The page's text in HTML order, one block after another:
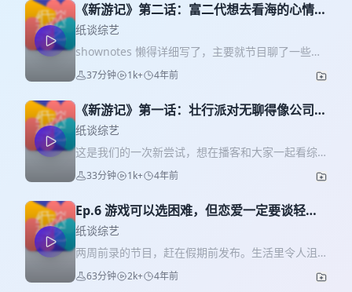
心观众也开心的方式。 本期讨论了两个问题，「综
艺节目一定要好笑吗」以及「嘉宾和素人在节目中
的配比应当怎样」。正式讨论前，我们读了一些评
论发言，虽然节目走向不如我们想象得好，但能跟
大家一起看还是很开心。 这个系列也许就更到这里
总之就是一个 pop-up 的概念，没准哪天就又再更
新一集。 最后再次说明，「一起看」系列节目记录
的是当下的反应，仅代表个人观点，它会随着综艺
的播出进程而变化，这也是我们觉得有趣的地方。
本期插曲片段来自：《Little Treasure》by Gaeko
& SUMI 节目微博：@纸谈综艺 本期主播：金金、
一丹
《新游记》第二话：富二代想去看海的心情我
能理解
纸谈综艺
shownotes 懒得详细写了，主要就节目聊了一些对
环节设置和故事情节的吐槽和困惑。当然也有可圈
可点的地方。总的来说，第二集比第一集好看，上
起看综艺的朋友一样去听。意见不合不要惊慌，属
于正常现象。想和我们隔空击掌，请在评论区留
言，我们将会心一笑。 最后再次说明，「一起看」
系列节目记录的是当下的反应，仅代表个人观点，
它会随着综艺的播出进程而变化，这也是我们觉得
Sechskies 20th Anniversary 版本 节目微博：@纸
谈综艺 本期主播：金金、一丹
37分钟 1k+ 4年前
《新游记》第一话：壮行派对无聊得像公司团
建
纸谈综艺
这是我们的一次新尝试，想在播客和大家一起看综
艺。你可以把它理解为一系列跟随所聊综艺更新的
pop-up 短节目，我们也不知道会做几期、会不会长
[00:33] 为什么要做「一起看」的尝试 [02:10] 严敏
的节目第一集就是不好看吗？ [03:55] 你会看综艺的
先导片吗？ [06:16] 简单介绍一下《新游记》
[09:09] 第一期的整体观感有点混乱 [11:39] 对嘉宾
阵容的感受 [17:53] 壮行派对像公司团建现场
33分钟 1k+ 4年前
Ep.6 游戏可以选困难，但恋爱一定要谈轻松
的
纸谈综艺
两周前录的节目，赶在假期前发布。生活里令人沮
丧的新闻太多，还好我们依旧能从综艺、游戏和其
它文艺作品中获得一些能量。当然，跟好朋友聊
63分钟 2k+ 4年前